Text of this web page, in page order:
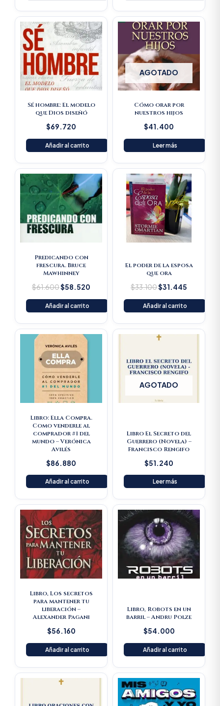
Sé hombre: El modelo
que Dios diseñó
$69.720
Añadir al carrito
AGOTADO
Cómo orar por
nuestros hijos
$41.400
Leer más
Predicando con
frescura. Bruce
Mawhinney
$61.600
Original
price
was:
$61.600.
$58.520
Current
price
is:
$58.520.
Añadir al carrito
El poder de la esposa
que ora
$33.100
Original
price
was:
$33.100.
$31.445
Current
price
is:
$31.445.
Añadir al carrito
Libro: Ella Compra.
Como venderle al
comprador #1 del
mundo – Verónica
Avilés
$86.880
Añadir al carrito
AGOTADO
Libro El Secreto del
Guerrero (Novela) –
Francisco Rengifo
$51.240
Leer más
Libro, Los secretos
para mantener tu
liberación –
Alexander Pagani
$56.160
Añadir al carrito
Libro, Robots en un
barril – Andru Polze
$54.000
Añadir al carrito